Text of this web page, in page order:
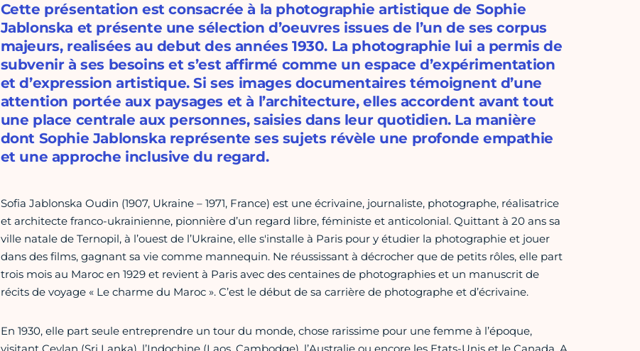
Cette présentation est consacrée à la photographie artistique de Sophie
Jablonska et présente une sélection d’oeuvres issues de l’un de ses corpus
majeurs, realisées au debut des années 1930. La photographie lui a permis de
subvenir à ses besoins et s’est affirmé comme un espace d’expérimentation
et d’expression artistique. Si ses images documentaires témoignent d’une
attention portée aux paysages et à l’architecture, elles accordent avant tout
une place centrale aux personnes, saisies dans leur quotidien. La manière
dont Sophie Jablonska représente ses sujets révèle une profonde empathie
et une approche inclusive du regard.
Sofia Jablonska Oudin (1907, Ukraine – 1971, France) est une écrivaine, journaliste, photographe, réalisatrice
et architecte franco-ukrainienne, pionnière d’un regard libre, féministe et anticolonial. Quittant à 20 ans sa
ville natale de Ternopil, à l’ouest de l’Ukraine, elle s'installe à Paris pour y étudier la photographie et jouer
dans des films, gagnant sa vie comme mannequin. Ne réussissant à décrocher que de petits rôles, elle part
trois mois au Maroc en 1929 et revient à Paris avec des centaines de photographies et un manuscrit de
récits de voyage « Le charme du Maroc ». C’est le début de sa carrière de photographe et d’écrivaine.
En 1930, elle part seule entreprendre un tour du monde, chose rarissime pour une femme à l’époque,